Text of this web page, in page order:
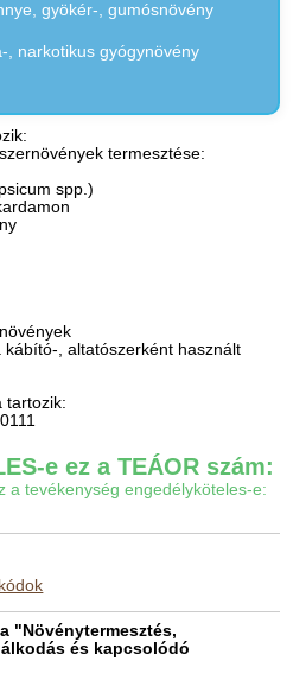
gyökér-, gumósnövény
, narkotikus gyógynövény
termesztése:
spp.)
, altatószerként használt
tartozik:
e ez a TEÁOR szám:
a tevékenység engedélyköteles-e:
"Növénytermesztés,
és kapcsolódó